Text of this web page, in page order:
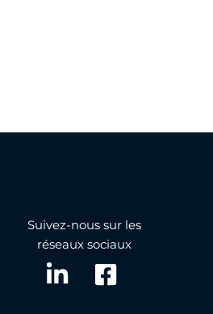
Suivez-nous sur les
réseaux sociaux